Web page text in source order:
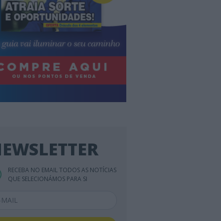
RECEBA NO EMAIL TODOS AS NOTÍCIAS
QUE SELECIONÁMOS PARA SI